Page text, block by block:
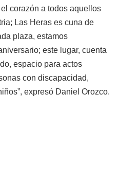
corazón a todos aquellos
Las Heras es cuna de
plaza, estamos
este lugar, cuenta
espacio para actos
con discapacidad,
expresó Daniel Orozco.